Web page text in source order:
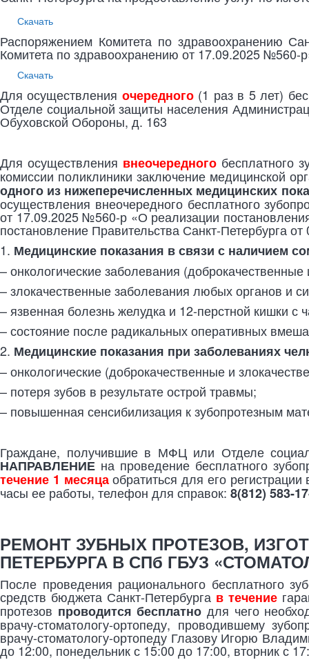
Скачать
Распоряжением Комитета по здравоохранению
Комитета по здравоохранению от 17.09.2025 №560-
Скачать
Для осуществления очередного(1 раз в 5 лет)
Отделе социальной защиты населения
Обуховской Обороны, д. 163
Для осуществления внеочередного бесплатного
комиссии поликлиники заключение медицинской
одного из нижеперечисленных медицинских
осуществления внеочередного бесплатного
от 17.09.2025 №560-р «О реализации
постановление Правительства Санкт-Петербурга
1. Медицинские показания в связи с наличием
– онкологические заболевания
– злокачественные заболевания любых органов и
– язвенная болезнь желудка и 12-перстной кишки
– состояние после радикальных оперативных
2. Медицинские показания при заболеваниях
– онкологические (доброкачественные и
– потеря зубов в результате острой травмы;
– повышенная сенсибилизация к зубопротезным
Граждане, получившие в МФЦ или Отделе
НАПРАВЛЕНИЕ на проведение бесплатного
течение 1 месяцаобратиться для его
часы ее работы, телефон для справок: 8(812) 583-
РЕМОНТ ЗУБНЫХ ПРОТЕЗОВ,
ПЕТЕРБУРГА В СПб ГБУЗ
После проведения рационального бесплатного
средств бюджета Санкт-Петербурга в течение
протезов проводится бесплатно для чего
врачу-стоматологу-ортопеду, проводившему
врачу-стоматологу-ортопеду Глазову Игорю
до 12:00, понедельник с 15:00 до 17:00, вторник с